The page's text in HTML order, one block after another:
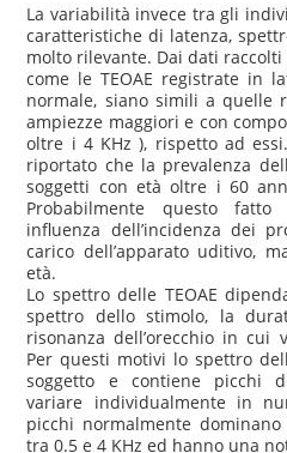
La variabilità invece tra gli
caratteristiche di latenza,
molto rilevante. Dai dati
come le TEOAE registrate in
normale, siano simili a quelle
ampiezze maggiori e con
oltre i 4 KHz ), rispetto ad
riportato che la prevalenza
soggetti con età oltre i 60
Probabilmente questo
influenza dell’incidenza dei
carico dell’apparato uditivo,
età.
Lo spettro delle TEOAE
spettro dello stimolo, la
risonanza dell’orecchio in cui
Per questi motivi lo spettro
soggetto e contiene picchi
variare individualmente in
picchi normalmente
tra 0.5 e 4 KHz ed hanno una